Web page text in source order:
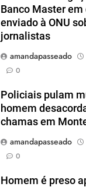
Banco Master
enviado à ONU
jornalistas
amandapasseado
0
Policiais pulam
homem
chamas em
amandapasseado
0
Homem é preso